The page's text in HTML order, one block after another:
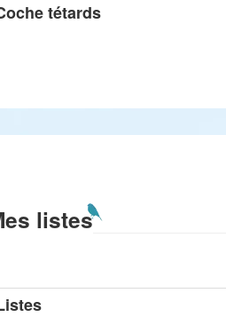
tétards
listes